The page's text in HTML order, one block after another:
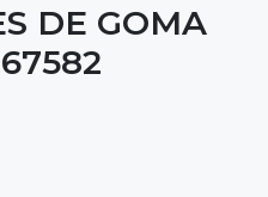
DE GOMA